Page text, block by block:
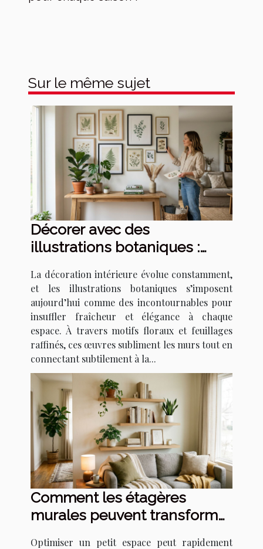
Sur le même sujet
Décorer avec des
illustrations botaniques :
La décoration intérieure évolue constamment,
et les illustrations botaniques s’imposent
aujourd’hui comme des incontournables pour
insuffler fraîcheur et élégance à chaque
espace. À travers motifs floraux et feuillages
raffinés, ces œuvres subliment les murs tout en
connectant subtilement à la...
Comment les étagères
murales peuvent transformer
Optimiser un petit espace peut rapidement